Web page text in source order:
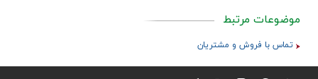
موضوعات مرتبط
تماس با فروش و مشتریان